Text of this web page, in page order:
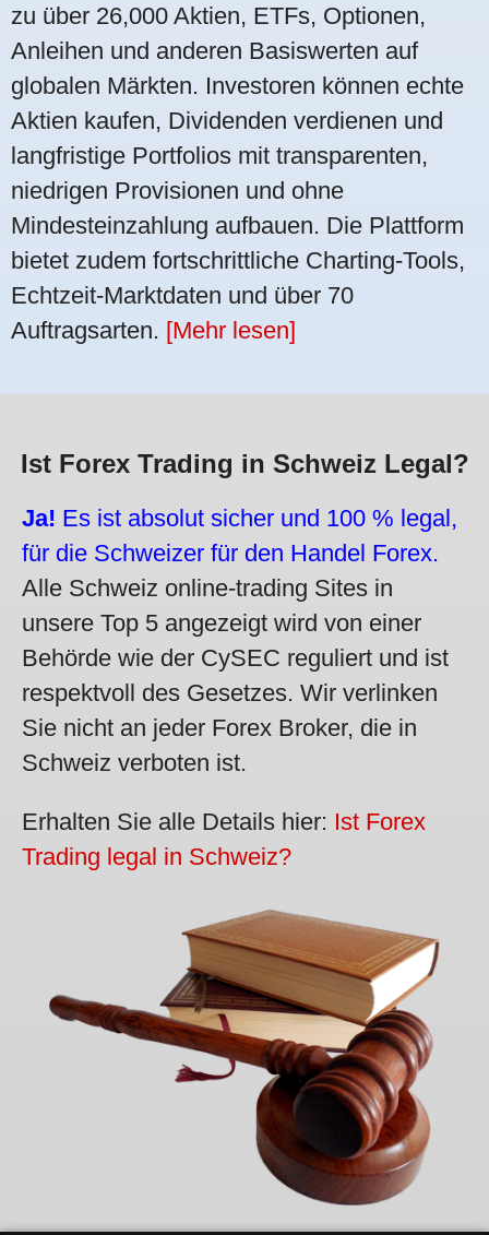
zu über 26,000 Aktien, ETFs, Optionen,
Anleihen und anderen Basiswerten auf
globalen Märkten. Investoren können echte
Aktien kaufen, Dividenden verdienen und
langfristige Portfolios mit transparenten,
niedrigen Provisionen und ohne
Mindesteinzahlung aufbauen. Die Plattform
bietet zudem fortschrittliche Charting-Tools,
Echtzeit-Marktdaten und über 70
Auftragsarten. [Mehr lesen]
Ist Forex Trading in Schweiz Legal?
Ja! Es ist absolut sicher und 100 % legal,
für die Schweizer für den Handel Forex.
Alle Schweiz online-trading Sites in
unsere Top 5 angezeigt wird von einer
Behörde wie der CySEC reguliert und ist
respektvoll des Gesetzes. Wir verlinken
Sie nicht an jeder Forex Broker, die in
Schweiz verboten ist.
Erhalten Sie alle Details hier: Ist Forex
Trading legal in Schweiz?